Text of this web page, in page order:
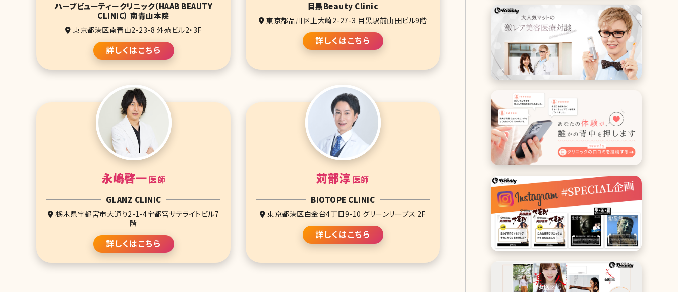
ハーブビューティークリニック（HAAB BEAUTY
CLINIC） 南青山本院
東京都港区南青山2-23-8 外苑ビル2・3F
詳しくはこちら
目黒Beauty Clinic
東京都品川区上大崎2-27-3 目黒駅前山田ビル9階
詳しくはこちら
永嶋啓一 医師
GLANZ CLINIC
栃木県宇都宮市大通り2-1-4宇都宮サテライトビル7
階
詳しくはこちら
苅部淳 医師
BIOTOPE CLINIC
東京都港区白金台4丁目9-10 グリーンリーブス 2F
詳しくはこちら